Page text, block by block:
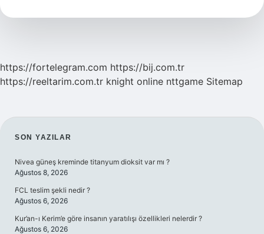
Yardım
https://fortelegram.com https://bij.com.tr
https://reeltarim.com.tr knight online nttgame Sitemap
SIDEBAR
SON YAZILAR
Nivea güneş kreminde titanyum dioksit var mı ?
Ağustos 8, 2026
FCL teslim şekli nedir ?
Ağustos 6, 2026
Kur’an-ı Kerim’e göre insanın yaratılışı özellikleri nelerdir ?
Ağustos 6, 2026